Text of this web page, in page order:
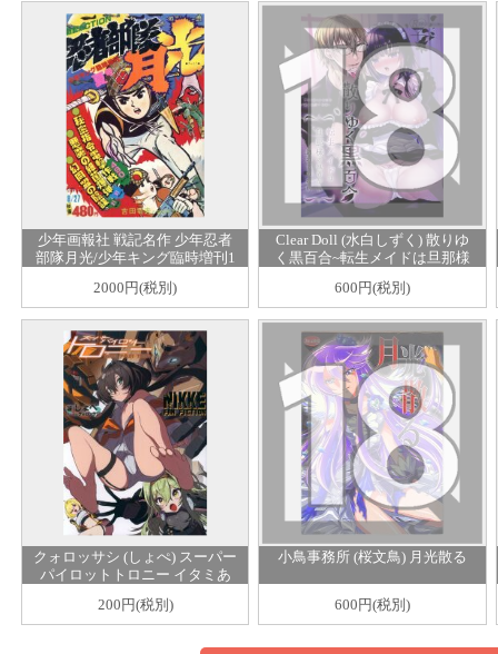
少年画報社 戦記名作 少年忍者
部隊月光/少年キング臨時増刊1
2000円(税別)
Clear Doll (水白しずく) 散りゆ
く黒百合~転生メイドは旦那様
ミあり
600円(税別)
クォロッサシ (しょぺ) スーパー
パイロットトロニー イタミあ
200円(税別)
小鳥事務所 (桜文鳥) 月光散る
600円(税別)